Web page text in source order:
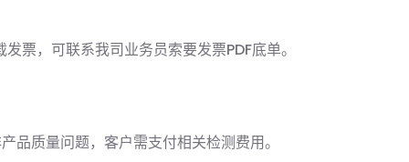
票，可联系我司业务员索要发票PDF底单。
品质量问题，客户需支付相关检测费用。